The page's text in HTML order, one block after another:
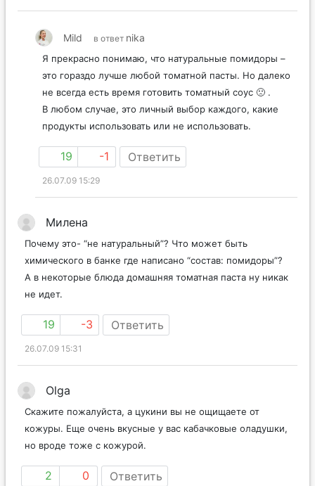
Mild в ответ nika
Я прекрасно понимаю, что натуральные помидоры –
это гораздо лучше любой томатной пасты. Но далеко
не всегда есть время готовить томатный соус 🙁 .
В любом случае, это личный выбор каждого, какие
продукты использовать или не использовать.
19 -1 Ответить
26.07.09 15:29
Милена
Почему это- “не натуральный”? Что может быть
химического в банке где написано “состав: помидоры”?
А в некоторые блюда домашняя томатная паста ну никак
не идет.
19 -3 Ответить
26.07.09 15:31
Olga
Cкажите пожалуйста, а цукини вы не ощищаете от
кожуры. Еще очень вкусные у вас кабачковые оладушки,
но вроде тоже с кожурой.
2 0 Ответить